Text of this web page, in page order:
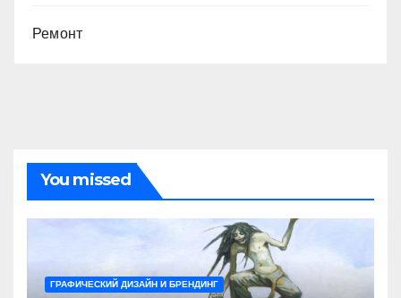
Ремонт
You missed
ГРАФИЧЕСКИЙ ДИЗАЙН И БРЕНДИНГ